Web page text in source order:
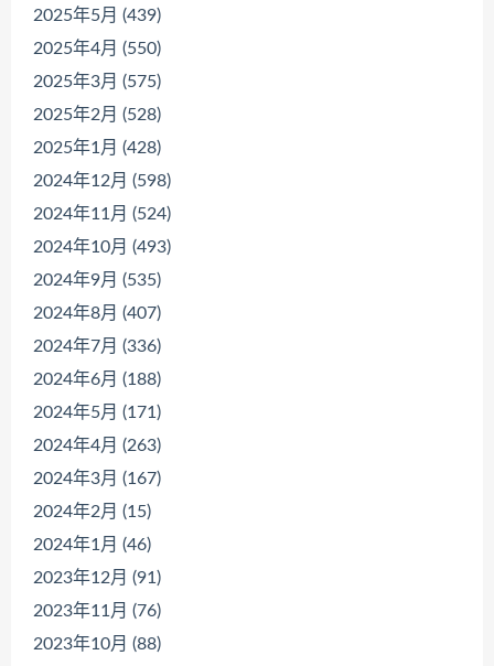
2025年5月 (439)
2025年4月 (550)
2025年3月 (575)
2025年2月 (528)
2025年1月 (428)
2024年12月 (598)
2024年11月 (524)
2024年10月 (493)
2024年9月 (535)
2024年8月 (407)
2024年7月 (336)
2024年6月 (188)
2024年5月 (171)
2024年4月 (263)
2024年3月 (167)
2024年2月 (15)
2024年1月 (46)
2023年12月 (91)
2023年11月 (76)
2023年10月 (88)